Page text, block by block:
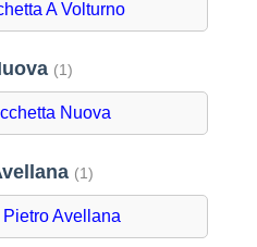
A Volturno
(1)
Nuova
(1)
Avellana